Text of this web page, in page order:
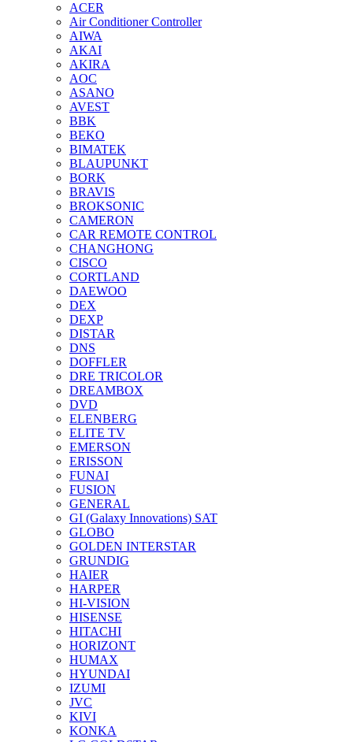
ACER
Air Conditioner Controller
AIWA
AKAI
AKIRA
AOC
ASANO
AVEST
BBK
BEKO
BIMATEK
BLAUPUNKT
BORK
BRAVIS
BROKSONIC
CAMERON
CAR REMOTE CONTROL
CHANGHONG
CISCO
CORTLAND
DAEWOO
DEX
DEXP
DISTAR
DNS
DOFFLER
DRE TRICOLOR
DREAMBOX
DVD
ELENBERG
ELITE TV
EMERSON
ERISSON
FUNAI
FUSION
GENERAL
GI (Galaxy Innovations) SAT
GLOBO
GOLDEN INTERSTAR
GRUNDIG
HAIER
HARPER
HI-VISION
HISENSE
HITACHI
HORIZONT
HUMAX
HYUNDAI
IZUMI
JVC
KIVI
KONKA